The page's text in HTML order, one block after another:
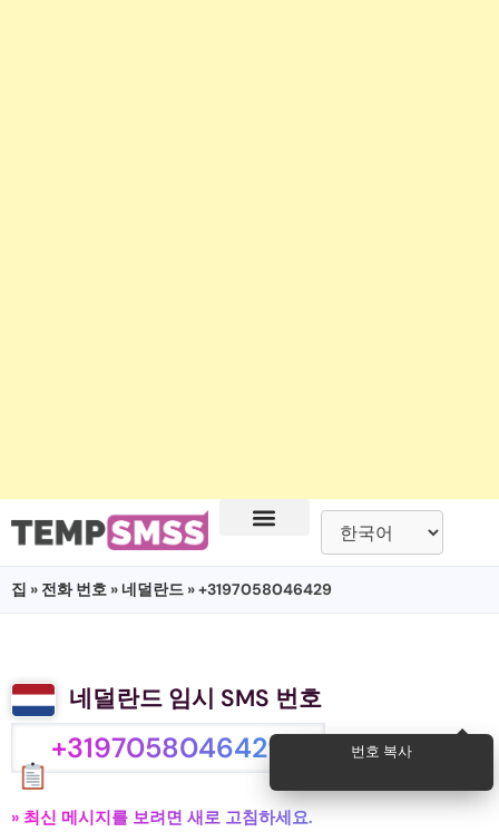
집 » 전화 번호 » 네덜란드 » +3197058046429
네덜란드 임시 SMS 번호
+3197058046429 번호 복사
» 최신 메시지를 보려면 새로 고침하세요.